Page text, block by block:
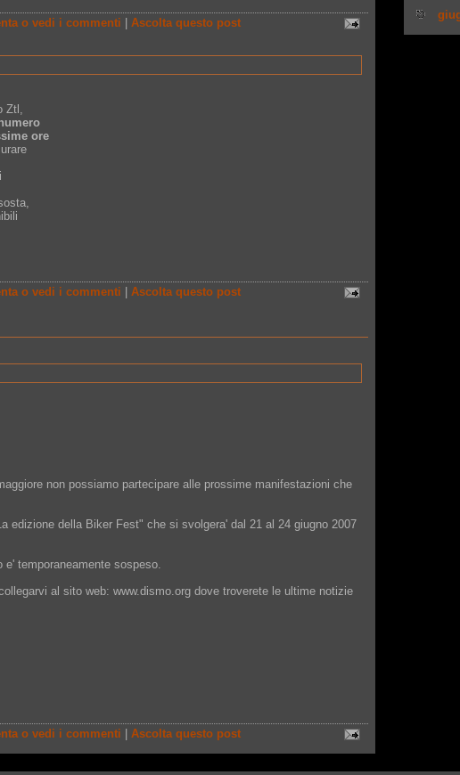
o vedi i commenti Ascolta questo post
ore
o vedi i commenti Ascolta questo post
non possiamo partecipare alle prossime manifestazioni che
edizione della Biker Fest" che si svolgera' dal 21 al 24 giugno 2007
temporaneamente sospeso.
al sito web: www.dismo.org dove troverete le ultime notizie
o vedi i commenti | Ascolta questo post